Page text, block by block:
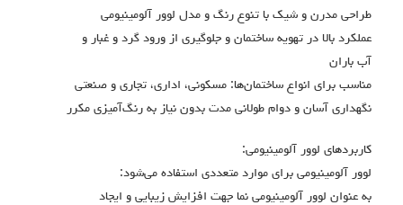
طراحی مدرن و شیک با تنوع رنگ و مدل لوور آلومینیومی
عملکرد بالا در تهویه ساختمان و جلوگیری از ورود گرد و غبار و
آب باران
مناسب برای انواع ساختمان‌ها: مسکونی، اداری، تجاری و صنعتی
نگهداری آسان و دوام طولانی مدت بدون نیاز به رنگ‌آمیزی مکرر
کاربردهای لوور آلومینیومی:
لوور آلومینیومی برای موارد متعددی استفاده می‌شود:
به عنوان لوور آلومینیومی نما جهت افزایش زیبایی و ایجاد